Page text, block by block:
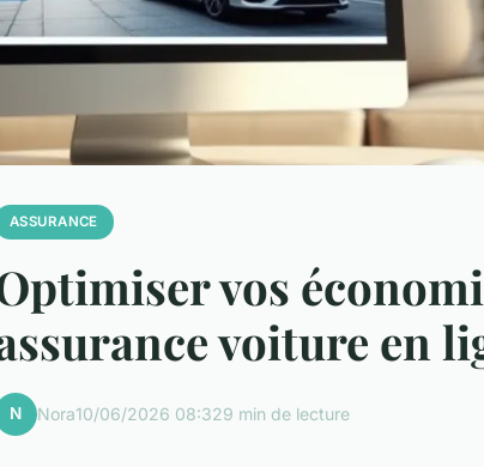
ASSURANCE
vos
voiture en
N Nora10/06/2026 08:329 min de lecture